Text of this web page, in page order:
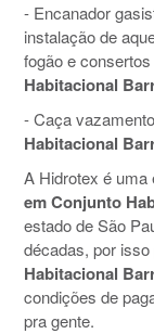
- Encanador
instalação de
fogão e
Habitacional
- Caça
Habitacional
A Hidrotex é
em Conjunto
estado de São
décadas, por
Habitacional
condições de
pra gente.